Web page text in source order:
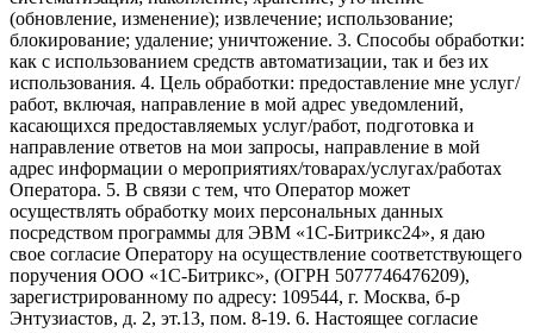
(обновление, изменение); извлечение; использование;
блокирование; удаление; уничтожение. 3. Способы обработки:
как с использованием средств автоматизации, так и без их
использования. 4. Цель обработки: предоставление мне услуг/
работ, включая, направление в мой адрес уведомлений,
касающихся предоставляемых услуг/работ, подготовка и
направление ответов на мои запросы, направление в мой
адрес информации о мероприятиях/товарах/услугах/работах
Оператора. 5. В связи с тем, что Оператор может
осуществлять обработку моих персональных данных
посредством программы для ЭВМ «1С-Битрикс24», я даю
свое согласие Оператору на осуществление соответствующего
поручения ООО «1С-Битрикс», (ОГРН 5077746476209),
зарегистрированному по адресу: 109544, г. Москва, б-р
Энтузиастов, д. 2, эт.13, пом. 8-19. 6. Настоящее согласие